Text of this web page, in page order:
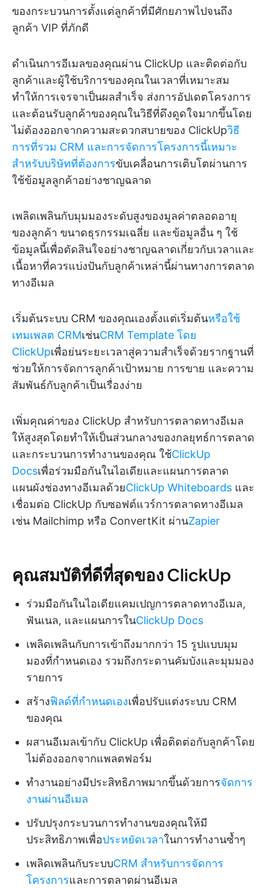
ของกระบวนการตั้งแต่ลูกค้าที่มีศักยภาพไปจนถึง
ลูกค้า VIP ที่ภักดี
ดำเนินการอีเมลของคุณผ่าน ClickUp และติดต่อกับ
ลูกค้าและผู้ใช้บริการของคุณในเวลาที่เหมาะสม
ทำให้การเจรจาเป็นผลสำเร็จ ส่งการอัปเดตโครงการ
และต้อนรับลูกค้าของคุณในวิธีที่ดึงดูดใจมากขึ้นโดย
ไม่ต้องออกจากความสะดวกสบายของ ClickUpวิธี
การที่รวม CRM และการจัดการโครงการนี้เหมาะ
สำหรับบริษัทที่ต้องการขับเคลื่อนการเติบโตผ่านการ
ใช้ข้อมูลลูกค้าอย่างชาญฉลาด
เพลิดเพลินกับมุมมองระดับสูงของมูลค่าตลอดอายุ
ของลูกค้า ขนาดธุรกรรมเฉลี่ย และข้อมูลอื่น ๆ ใช้
ข้อมูลนี้เพื่อตัดสินใจอย่างชาญฉลาดเกี่ยวกับเวลาและ
เนื้อหาที่ควรแบ่งปันกับลูกค้าเหล่านี้ผ่านทางการตลาด
ทางอีเมล
เริ่มต้นระบบ CRM ของคุณเองตั้งแต่เริ่มต้นหรือใช้
เทมเพลต CRMเช่นCRM Template โดย
ClickUpเพื่อย่นระยะเวลาสู่ความสำเร็จด้วยรากฐานที่
ช่วยให้การจัดการลูกค้าเป้าหมาย การขาย และความ
สัมพันธ์กับลูกค้าเป็นเรื่องง่าย
เพิ่มคุณค่าของ ClickUp สำหรับการตลาดทางอีเมล
ให้สูงสุดโดยทำให้เป็นส่วนกลางของกลยุทธ์การตลาด
และกระบวนการทำงานของคุณ ใช้ClickUp
Docsเพื่อร่วมมือกันในไอเดียและแผนการตลาด
แผนผังช่องทางอีเมลด้วยClickUp Whiteboards และ
เชื่อมต่อ ClickUp กับซอฟต์แวร์การตลาดทางอีเมล
เช่น Mailchimp หรือ ConvertKit ผ่านZapier
คุณสมบัติที่ดีที่สุดของ ClickUp
ร่วมมือกันในไอเดียแคมเปญการตลาดทางอีเมล,
ฟันเนล, และแผนการในClickUp Docs
เพลิดเพลินกับการเข้าถึงมากกว่า 15 รูปแบบมุม
มองที่กำหนดเอง รวมถึงกระดานคัมบังและมุมมอง
รายการ
สร้างฟิลด์ที่กำหนดเองเพื่อปรับแต่งระบบ CRM
ของคุณ
ผสานอีเมลเข้ากับ ClickUp เพื่อติดต่อกับลูกค้าโดย
ไม่ต้องออกจากแพลตฟอร์ม
ทำงานอย่างมีประสิทธิภาพมากขึ้นด้วยการจัดการ
งานผ่านอีเมล
ปรับปรุงกระบวนการทำงานของคุณให้มี
ประสิทธิภาพเพื่อประหยัดเวลาในการทำงานซ้ำๆ
เพลิดเพลินกับระบบCRM สำหรับการจัดการ
โครงการและการตลาดผ่านอีเมล